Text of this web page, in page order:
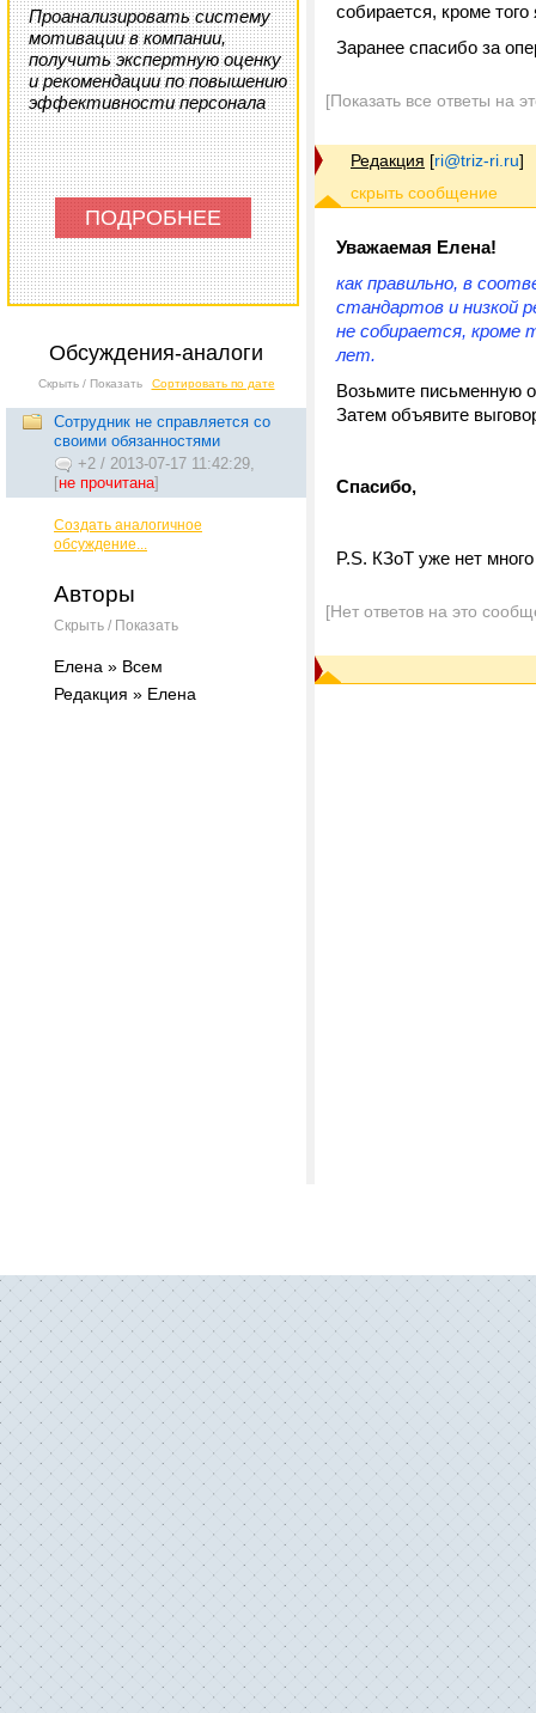
Проанализировать систему
мотивации в компании,
получить экспертную оценку
и рекомендации по повышению
эффективности персонала
ПОДРОБНЕЕ
Обсуждения-аналоги
Скрыть / Показать Сортировать по дате
Сотрудник не справляется со
своими обязанностями
+2 / 2013-07-17 11:42:29,
[не прочитана]
Создать аналогичное
обсуждение...
Авторы
Скрыть / Показать
Елена » Всем
Редакция » Елена
собирается, кроме
Заранее спасибо за
[Показать все ответы на
Редакция [ri@triz-ri.ru]
Уважаемая Елена!
как правильно, в
стандартов и низкой
не собирается, кроме
лет.
Возьмите письменную
Затем объявите
Спасибо,
P.S. КЗоТ уже нет
[Нет ответов на это